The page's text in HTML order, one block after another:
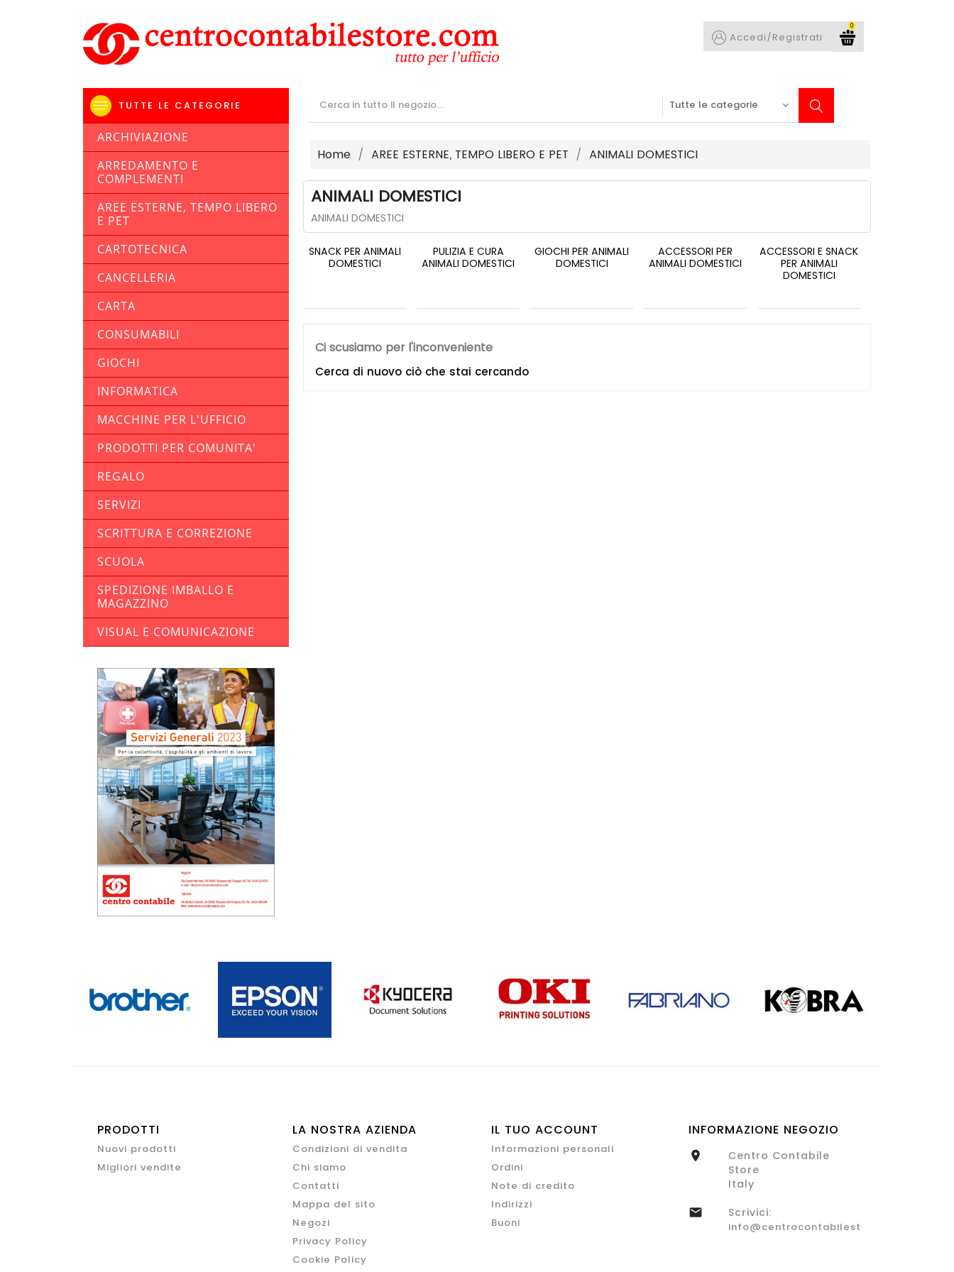
0
Accedi/Registrati
Home AREE ESTERNE, TEMPO LIBERO E PET ANIMALI DOMESTICI
TUTTE LE CATEGORIE
ARCHIVIAZIONE
ARREDAMENTO E
COMPLEMENTI
AREE ESTERNE, TEMPO LIBERO
E PET
CARTOTECNICA
CANCELLERIA
CARTA
CONSUMABILI
GIOCHI
INFORMATICA
MACCHINE PER L'UFFICIO
PRODOTTI PER COMUNITA'
REGALO
SERVIZI
SCRITTURA E CORREZIONE
SCUOLA
SPEDIZIONE IMBALLO E
MAGAZZINO
VISUAL E COMUNICAZIONE
ANIMALI DOMESTICI
ANIMALI DOMESTICI
SNACK PER ANIMALI
DOMESTICI
PULIZIA E CURA
ANIMALI DOMESTICI
GIOCHI PER ANIMALI
DOMESTICI
ACCESSORI PER
ANIMALI DOMESTICI
ACCESSORI E SNACK
PER ANIMALI
DOMESTICI
Ci scusiamo per l'inconveniente
Cerca di nuovo ciò che stai cercando
PRODOTTI
Nuovi prodotti
Migliori vendite
LA NOSTRA AZIENDA
Condizioni di vendita
Chi siamo
Contatti
Mappa del sito
Negozi
Privacy Policy
Cookie Policy
IL TUO ACCOUNT
Informazioni personali
Ordini
Note di credito
Indirizzi
Buoni
INFORMAZIONE NEGOZIO

Centro Contabile
Store
Italy
 Scrivici:
info@centrocontabilestore.com